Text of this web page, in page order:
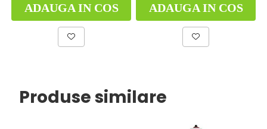
ADAUGA IN COS ADAUGA IN COS
Produse similare